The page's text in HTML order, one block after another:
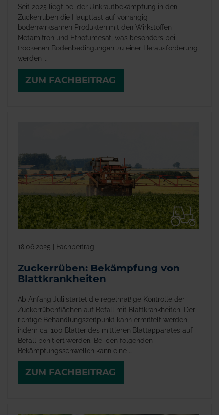
Seit 2025 liegt bei der Unkrautbekämpfung in den
Zuckerrüben die Hauptlast auf vorrangig
bodenwirksamen Produkten mit den Wirkstoffen
Metamitron und Ethofumesat, was besonders bei
trockenen Bodenbedingungen zu einer Herausforderung
werden ...
ZUM FACHBEITRAG
18.06.2025 | Fachbeitrag
Zuckerrüben: Bekämpfung von
Blattkrankheiten
Ab Anfang Juli startet die regelmäßige Kontrolle der
Zuckerrübenflächen auf Befall mit Blattkrankheiten. Der
richtige Behandlungszeitpunkt kann ermittelt werden,
indem ca. 100 Blätter des mittleren Blattapparates auf
Befall bonitiert werden. Bei den folgenden
Bekämpfungsschwellen kann eine ...
ZUM FACHBEITRAG